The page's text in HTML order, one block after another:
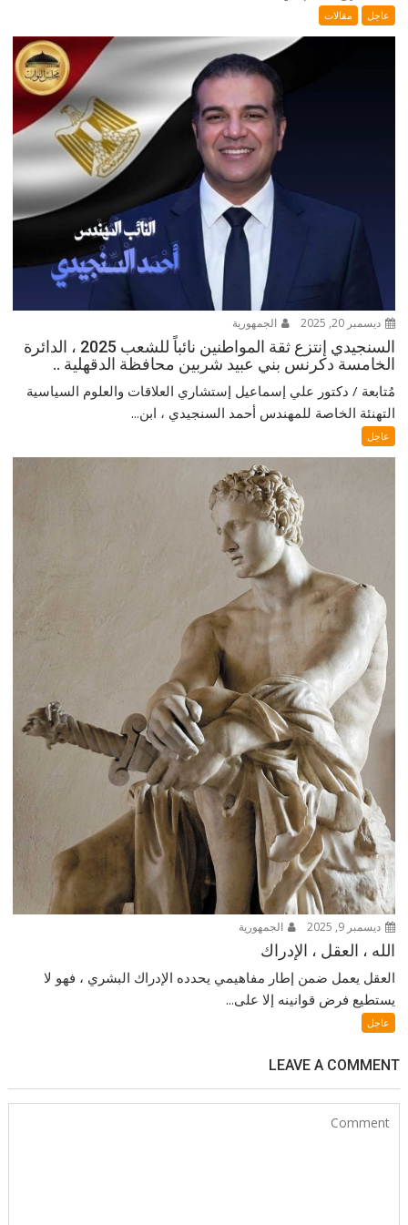
عاجل مقالات
ديسمبر 20, 2025 الجمهورية
السنجيدي إنتزع ثقة المواطنين نائباً للشعب 2025 ، الدائرة
الخامسة دكرنس بني عبيد شربين محافظة الدقهلية ..
مُتابعة / دكتور علي إسماعيل إستشاري العلاقات والعلوم السياسية
التهنئة الخاصة للمهندس أحمد السنجيدي ، ابن...
عاجل
ديسمبر 9, 2025 الجمهورية
الله ، العقل ، الإدراك
العقل يعمل ضمن إطار مفاهيمي يحدده الإدراك البشري ، فهو لا
يستطيع فرض قوانينه إلا على...
عاجل
LEAVE A COMMENT